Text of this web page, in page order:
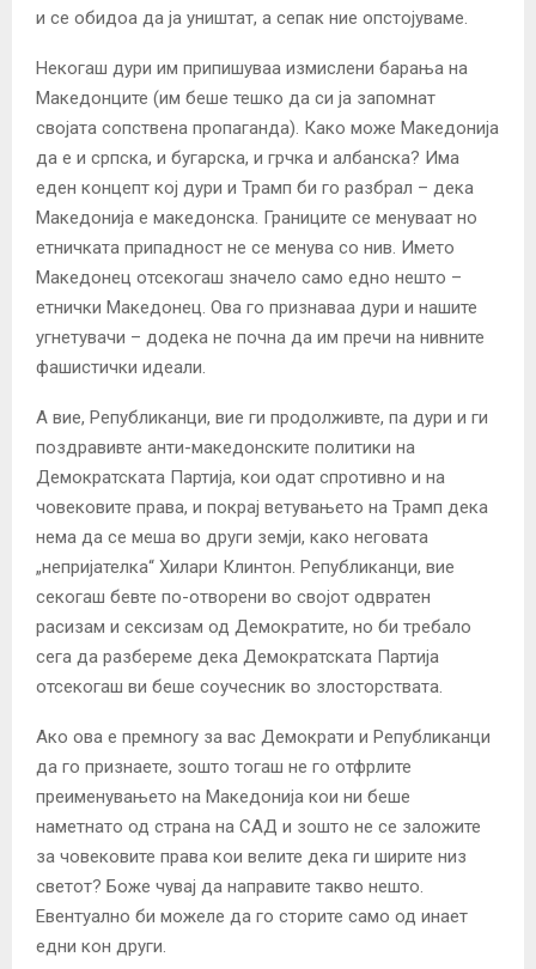
и се обидоа да ја уништат, а сепак ние опстојуваме.
Некогаш дури им припишуваа измислени барања на
Македонците (им беше тешко да си ја запомнат
својата сопствена пропаганда). Како може Македонија
да е и српска, и бугарска, и грчка и албанска? Има
еден концепт кој дури и Трамп би го разбрал – дека
Македонија е македонска. Границите се менуваат но
етничката припадност не се менува со нив. Името
Македонец отсекогаш значело само едно нешто –
етнички Македонец. Ова го признаваа дури и нашите
угнетувачи – додека не почна да им пречи на нивните
фашистички идеали.
А вие, Републиканци, вие ги продолживте, па дури и ги
поздравивте анти-македонските политики на
Демократската Партија, кои одат спротивно и на
човековите права, и покрај ветувањето на Трамп дека
нема да се меша во други земји, како неговата
„непријателка“ Хилари Клинтон. Републиканци, вие
секогаш бевте по-отворени во својот одвратен
расизам и сексизам од Демократите, но би требало
сега да разбереме дека Демократската Партија
отсекогаш ви беше соучесник во злосторствата.
Ако ова е премногу за вас Демократи и Републиканци
да го признаете, зошто тогаш не го отфрлите
преименувањето на Македонија кои ни беше
наметнато од страна на САД и зошто не се заложите
за човековите права кои велите дека ги ширите низ
светот? Боже чувај да направите такво нешто.
Евентуално би можеле да го сторите само од инает
едни кон други.